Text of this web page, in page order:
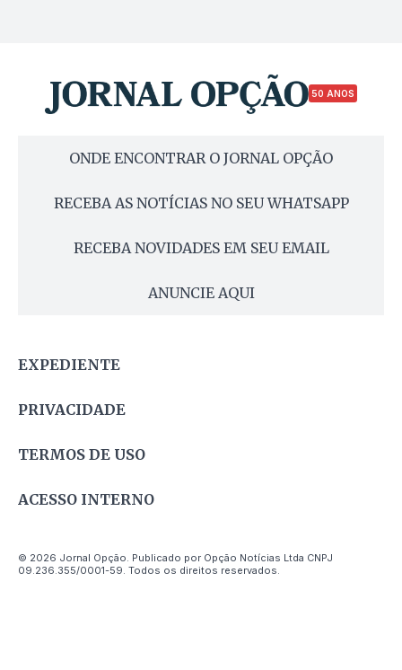
50 ANOS
ONDE ENCONTRAR O JORNAL OPÇÃO
RECEBA AS NOTÍCIAS NO SEU WHATSAPP
RECEBA NOVIDADES EM SEU EMAIL
ANUNCIE AQUI
EXPEDIENTE
PRIVACIDADE
TERMOS DE USO
ACESSO INTERNO
© 2026 Jornal Opção. Publicado por Opção Notícias Ltda CNPJ
09.236.355/0001-59. Todos os direitos reservados.